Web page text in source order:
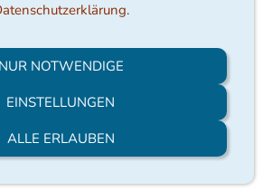
.
NUR NOTWENDIGE
EINSTELLUNGEN
ALLE ERLAUBEN